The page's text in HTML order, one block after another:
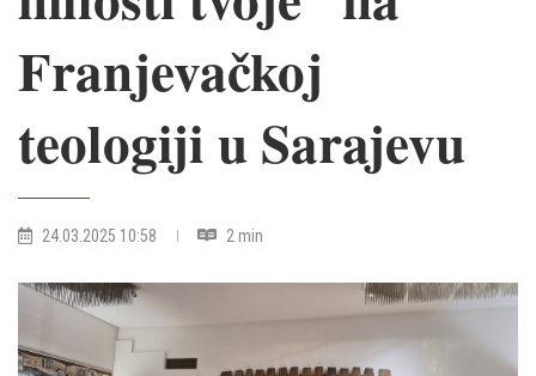
Franjevačkoj
teologiji u Sarajevu
24.03.2025 10:58 2 min